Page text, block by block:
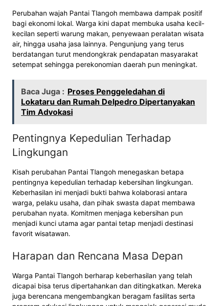
Perubahan wajah Pantai Tlangoh membawa dampak positif
bagi ekonomi lokal. Warga kini dapat membuka usaha kecil-
kecilan seperti warung makan, penyewaan peralatan wisata
air, hingga usaha jasa lainnya. Pengunjung yang terus
berdatangan turut mendongkrak pendapatan masyarakat
setempat sehingga perekonomian daerah pun meningkat.
Baca Juga : Proses Penggeledahan di
Lokataru dan Rumah Delpedro Dipertanyakan
Tim Advokasi
Pentingnya Kepedulian Terhadap
Lingkungan
Kisah perubahan Pantai Tlangoh menegaskan betapa
pentingnya kepedulian terhadap kebersihan lingkungan.
Keberhasilan ini menjadi bukti bahwa kolaborasi antara
warga, pelaku usaha, dan pihak swasta dapat membawa
perubahan nyata. Komitmen menjaga kebersihan pun
menjadi kunci utama agar pantai tetap menjadi destinasi
favorit wisatawan.
Harapan dan Rencana Masa Depan
Warga Pantai Tlangoh berharap keberhasilan yang telah
dicapai bisa terus dipertahankan dan ditingkatkan. Mereka
juga berencana mengembangkan beragam fasilitas serta